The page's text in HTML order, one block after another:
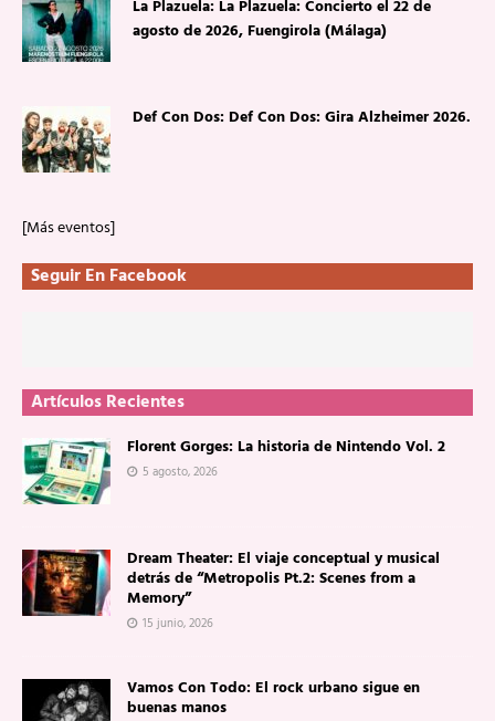
La Plazuela: La Plazuela: Concierto el 22 de
agosto de 2026, Fuengirola (Málaga)
Def Con Dos: Def Con Dos: Gira Alzheimer 2026.
[Más eventos]
Seguir En Facebook
Artículos Recientes
Florent Gorges: La historia de Nintendo Vol. 2
5 agosto, 2026
Dream Theater: El viaje conceptual y musical
detrás de “Metropolis Pt.2: Scenes from a
Memory”
15 junio, 2026
Vamos Con Todo: El rock urbano sigue en
buenas manos